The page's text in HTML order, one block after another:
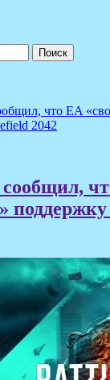
что EA
2042